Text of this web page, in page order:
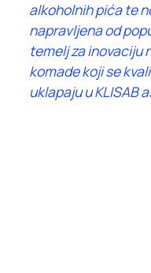
alkoholnih pića te
napravljena od
temelj za inovaciju
komade koji se
uklapaju u KLISAB